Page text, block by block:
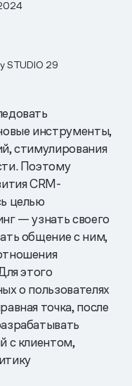
STUDIO 29
инструменты,
стимулирования
Поэтому
CRM-
целью
— узнать своего
общение с ним,
этого
о пользователях
точка, после
с клиентом,